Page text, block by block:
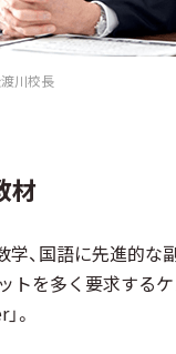
川校長
材
学、国語に先進的な
トを多く要求する
。